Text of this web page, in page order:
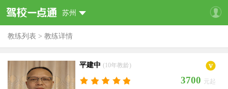
苏州
教练列表 > 教练详情
平建中 (10年教龄)
3700 元起